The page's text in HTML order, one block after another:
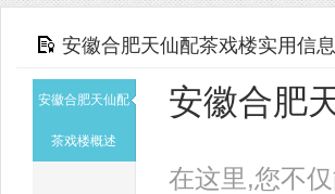
安徽合肥天仙配茶戏楼实用信息
安徽合肥天仙配
茶戏楼概述
安徽合肥
在这里,您不